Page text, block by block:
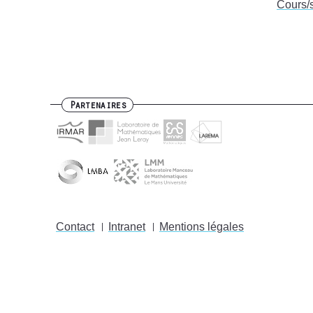
Cours/
Partenaires
Footer
Contact Intranet Mentions légales